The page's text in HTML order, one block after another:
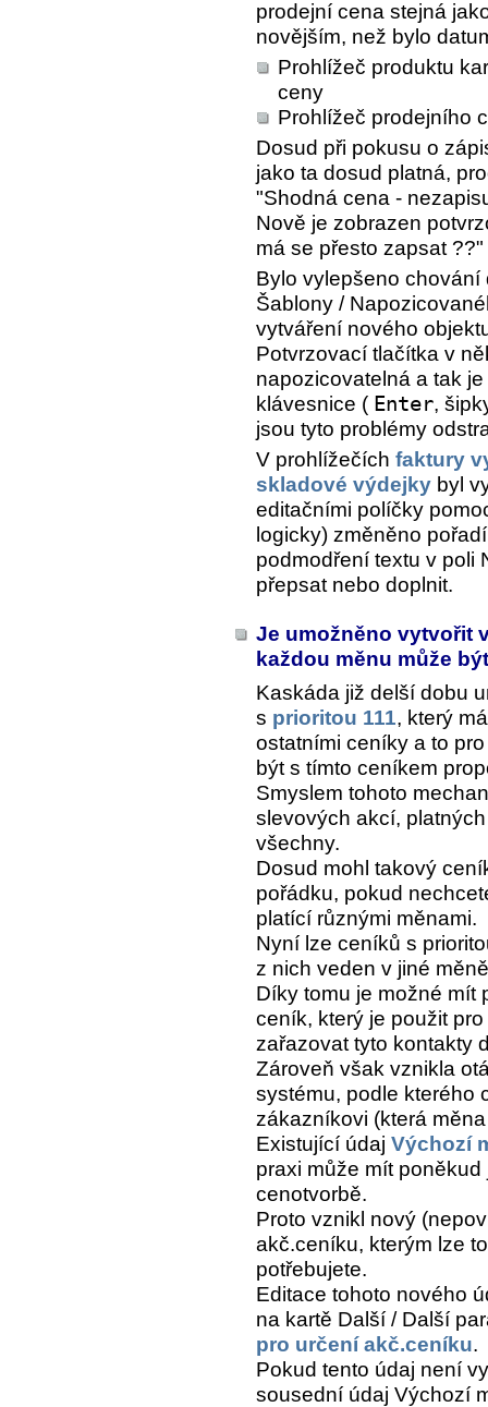
prodejní cena stejná
novějším, než bylo
Prohlížeč produktu
ceny
Prohlížeč prodejního
Dosud při pokusu o
jako ta dosud platná,
"Shodná cena -
Nově je zobrazen
má se přesto zapsat
Bylo vylepšeno
Šablony /
vytváření nového
Potvrzovací tlačítka v
napozicovatelná a tak
klávesnice ( Enter,
jsou tyto problémy
V prohlížečích faktury
skladové výdejky byl
editačními políčky
logicky) změněno
podmodření textu v poli
přepsat nebo doplnit.
Je umožněno vytvořit
každou měnu může
Kaskáda již delší dobu
s prioritou 111, který
ostatními ceníky a to
být s tímto ceníkem
Smyslem tohoto
slevových akcí,
všechny.
Dosud mohl takový
pořádku, pokud
platící různými měnami.
Nyní lze ceníků s
z nich veden v jiné
Díky tomu je možné mít
ceník, který je použit
zařazovat tyto kontakty
Zároveň však vznikla
systému, podle kterého
zákazníkovi (která
Existující údaj Výchozí
praxi může mít
cenotvorbě.
Proto vznikl nový
akč.ceníku, kterým lze
potřebujete.
Editace tohoto nového
na kartě Další / Další
pro určení akč.ceníku.
Pokud tento údaj není
sousední údaj Výchozí